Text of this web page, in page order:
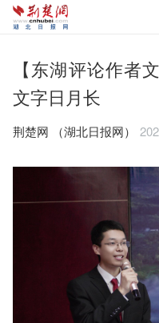
【东湖评论作者
文字日月长
荆楚网 ​（湖北日报网）